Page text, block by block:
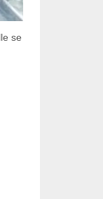
se